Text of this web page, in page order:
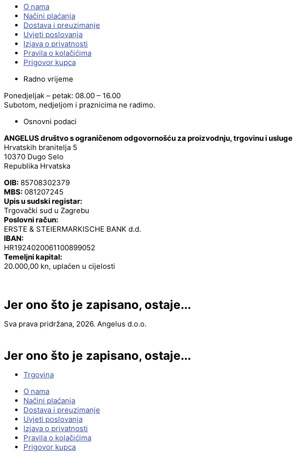
O nama
Načini plaćanja
Dostava i preuzimanje
Uvjeti poslovanja
Izjava o privatnosti
Pravila o kolačićima
Prigovor kupca
Radno vrijeme
Ponedjeljak – petak: 08.00 – 16.00
Subotom, nedjeljom i praznicima ne radimo.
Osnovni podaci
ANGELUS društvo s ograničenom odgovornošću za proizvodnju, trgovinu i usluge
Hrvatskih branitelja 5
10370 Dugo Selo
Republika Hrvatska
OIB: 85708302379
MBS: 081207245
Upis u sudski registar:
Trgovački sud u Zagrebu
Poslovni račun:
ERSTE & STEIERMARKISCHE BANK d.d.
IBAN:
HR1924020061100899052
Temeljni kapital:
20.000,00 kn, uplaćen u cijelosti
Jer ono što je zapisano, ostaje...
Sva prava pridržana, 2026. Angelus d.o.o.
Jer ono što je zapisano, ostaje...
Trgovina
O nama
Načini plaćanja
Dostava i preuzimanje
Uvjeti poslovanja
Izjava o privatnosti
Pravila o kolačićima
Prigovor kupca